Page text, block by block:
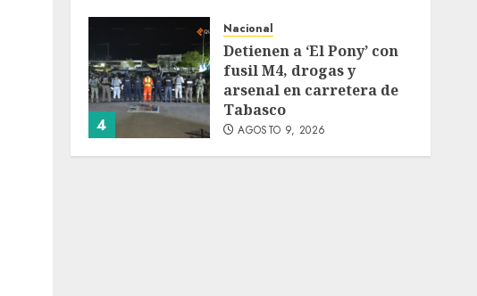
4
Nacional
Detienen a ‘El Pony’ con
fusil M4, drogas y
arsenal en carretera de
Tabasco
AGOSTO 9, 2026